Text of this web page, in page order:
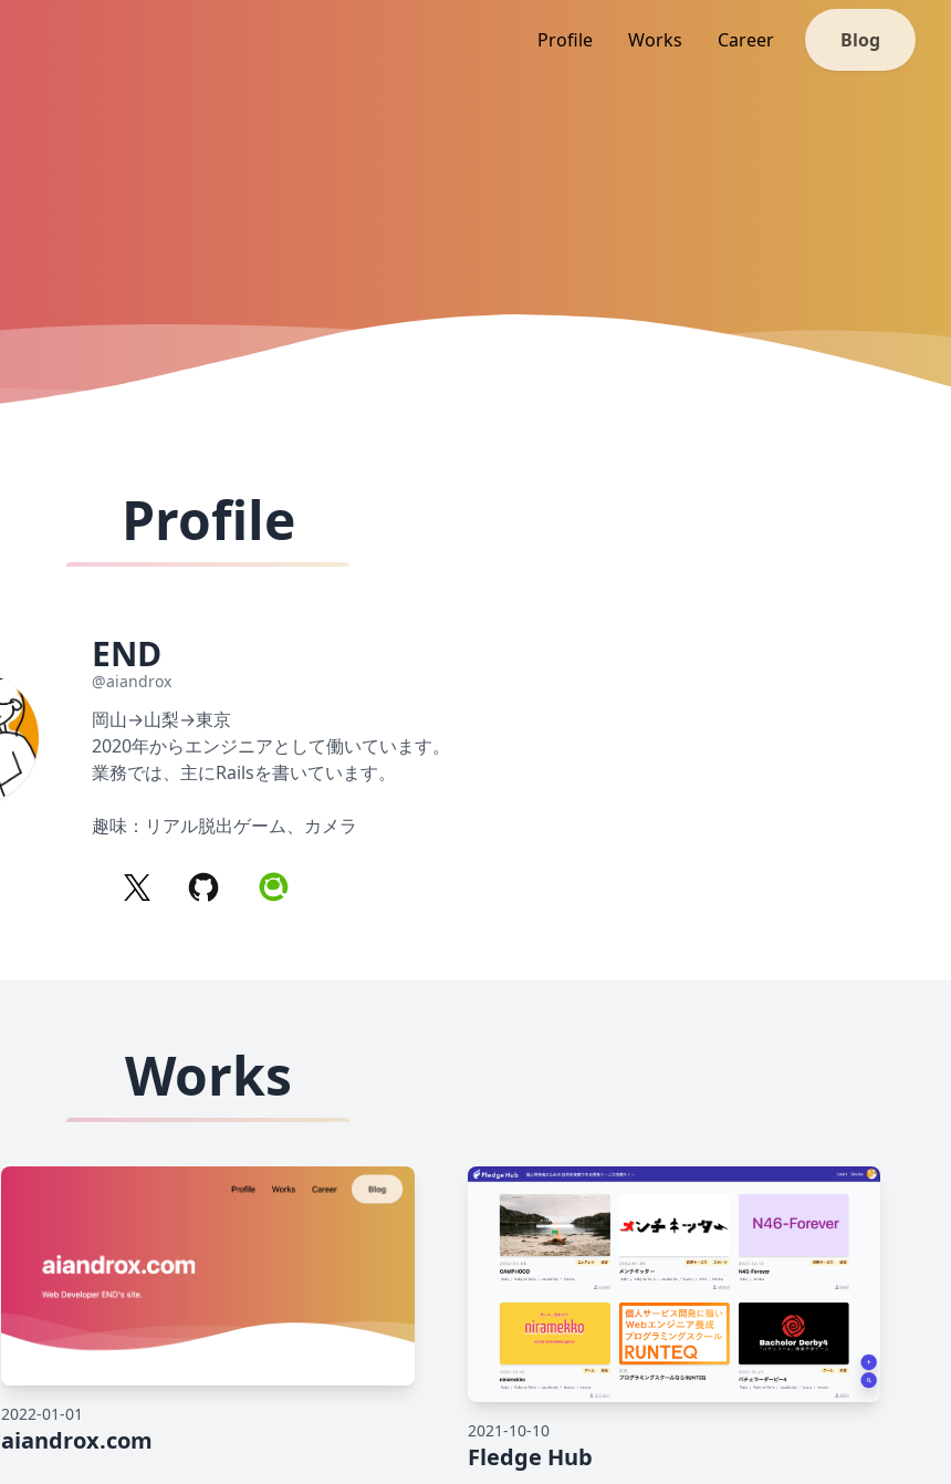
Profile Works Career Blog
Profile
END
@aiandrox
岡山→山梨→東京
2020年からエンジニアとして働いています。
業務では、主にRailsを書いています。
趣味：リアル脱出ゲーム、カメラ
Works
2022-01-01
aiandrox.com 2021-10-10
Fledge Hub